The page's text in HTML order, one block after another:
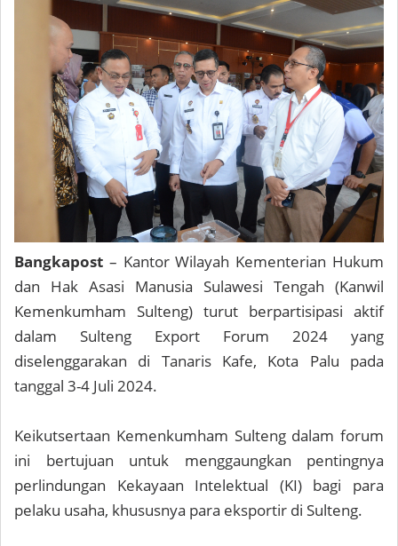
Bangkapost – Kantor Wilayah Kementerian Hukum
dan Hak Asasi Manusia Sulawesi Tengah (Kanwil
Kemenkumham Sulteng) turut berpartisipasi aktif
dalam Sulteng Export Forum 2024 yang
diselenggarakan di Tanaris Kafe, Kota Palu pada
tanggal 3-4 Juli 2024.
Keikutsertaan Kemenkumham Sulteng dalam forum
ini bertujuan untuk menggaungkan pentingnya
perlindungan Kekayaan Intelektual (KI) bagi para
pelaku usaha, khususnya para eksportir di Sulteng.